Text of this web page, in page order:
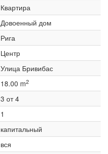
Квартира
Довоенный дом
Рига
Центр
Улица Бривибас
18.00 m2
3 от 4
1
капитальный
вся